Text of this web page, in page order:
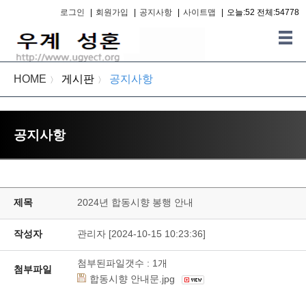
로그인 회원가입 공지사항 사이트맵 오늘:52 전체:54778
HOME 〉 게시판 〉 공지사항
공지사항
제목 2024년 합동시향 봉행 안내
작성자 관리자 [2024-10-15 10:23:36]
첨부파일
첨부된파일갯수 : 1 개
합동시향 안내문.jpg